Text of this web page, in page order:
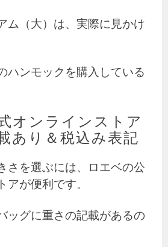
ム（大）は、実際に見かけ
ハンモックを購入している
オンラインストア
あり＆税込み表記
さを選ぶには、ロエベの公
アが便利です。
ッグに重さの記載があるの